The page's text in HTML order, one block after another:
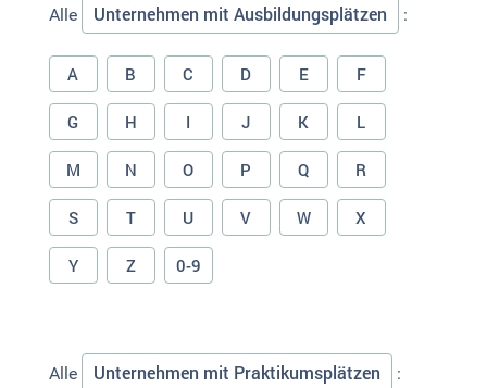
Alle Unternehmen mit Ausbildungsplätzen :
A B C D E F
G H I J K L
M N O P Q R
S T U V W X
Y Z 0-9
Alle Unternehmen mit Praktikumsplätzen :